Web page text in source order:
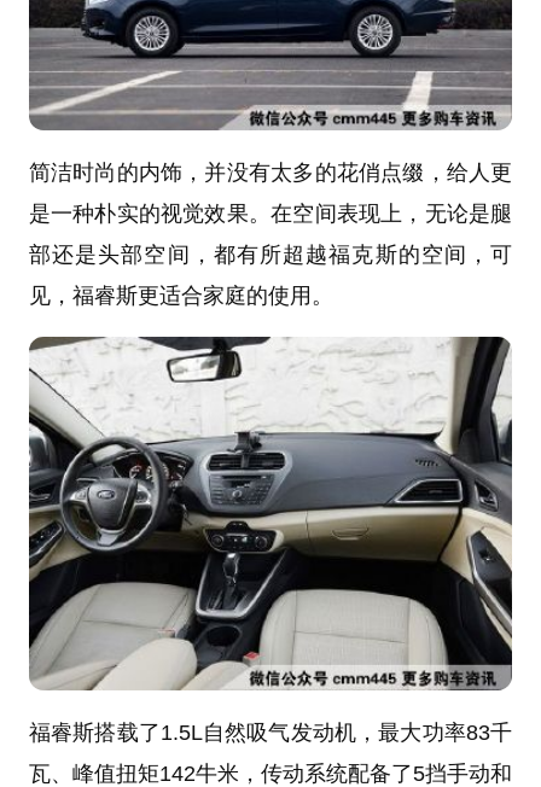
简洁时尚的内饰，并没有太多的花俏点缀，给人更
是一种朴实的视觉效果。在空间表现上，无论是腿
部还是头部空间，都有所超越福克斯的空间，可
见，福睿斯更适合家庭的使用。
福睿斯搭载了1.5L自然吸气发动机，最大功率83千
瓦、峰值扭矩142牛米，传动系统配备了5挡手动和